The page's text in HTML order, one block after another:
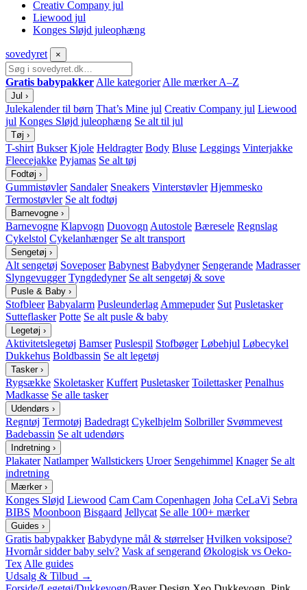
Creativ Company jul
Liewood jul
Konges Sløjd juleophæng
sovedyret ×
Gratis babypakker Alle kategorier Alle mærker A–Z
Jul ›
Julekalender til børn That’s Mine jul Creativ Company jul Liewood
jul Konges Sløjd juleophæng Se alt til jul
Tøj ›
T-shirt Bukser Kjole Heldragter Body Bluse Leggings Vinterjakke
Fleecejakke Pyjamas Se alt tøj
Fodtøj ›
Gummistøvler Sandaler Sneakers Vinterstøvler Hjemmesko
Termostøvler Se alt fodtøj
Barnevogne ›
Barnevogne Klapvogn Duovogn Autostole Bæresele Regnslag
Cykelstol Cykelanhænger Se alt transport
Sengetøj ›
Alt sengetøj Soveposer Babynest Babydyner Sengerande Madrasser
Slyngevugger Tyngdedyner Se alt sengetøj & sove
Pusle & Baby ›
Stofbleer Babyalarm Pusleunderlag Ammepuder Sut Pusletasker
Sutteflasker Potte Se alt pusle & baby
Legetøj ›
Aktivitetslegetøj Bamser Puslespil Stofbøger Løbehjul Løbecykel
Dukkehus Boldbassin Se alt legetøj
Tasker ›
Rygsække Skoletasker Kuffert Pusletasker Toilettasker Penalhus
Madkasse Se alle tasker
Udendørs ›
Regntøj Termotøj Badedragt Cykelhjelm Solbriller Svømmevest
Badebassin Se alt udendørs
Indretning ›
Plakater Natlamper Wallstickers Uroer Sengehimmel Knager Se alt
indretning
Mærker ›
Konges Sløjd Liewood Cam Cam Copenhagen Joha CeLaVi Sebra
BIBS Moonboon Bisgaard Jellycat Se alle 100+ mærker
Guides ›
Gratis babypakker Babydyne mål & størrelser Hvilken voksipose?
Hvornår sidder baby selv? Vask af sengerand Økologisk vs Oeko-
Tex Alle guides
Udsalg & Tilbud →